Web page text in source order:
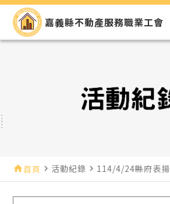
嘉義縣不動產服務職業工會
home首頁 navigate_next 活動紀錄 navigate_next 114/4/24縣府表揚